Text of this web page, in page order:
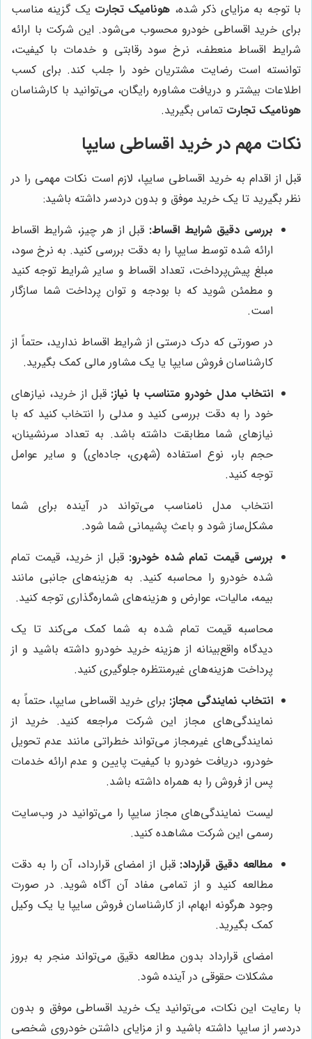
با توجه به مزایای ذکر شده، هونامیک تجارت یک گزینه مناسب
برای خرید اقساطی خودرو محسوب می‌شود. این شرکت با ارائه
شرایط اقساط منعطف، نرخ سود رقابتی و خدمات با کیفیت،
توانسته است رضایت مشتریان خود را جلب کند. برای کسب
اطلاعات بیشتر و دریافت مشاوره رایگان، می‌توانید با کارشناسان
هونامیک تجارت تماس بگیرید.
نکات مهم در خرید اقساطی سایپا
قبل از اقدام به خرید اقساطی سایپا، لازم است نکات مهمی را در
نظر بگیرید تا یک خرید موفق و بدون دردسر داشته باشید:
بررسی دقیق شرایط اقساط: قبل از هر چیز، شرایط اقساط
ارائه شده توسط سایپا را به دقت بررسی کنید. به نرخ سود،
مبلغ پیش‌پرداخت، تعداد اقساط و سایر شرایط توجه کنید
و مطمئن شوید که با بودجه و توان پرداخت شما سازگار
است.
در صورتی که درک درستی از شرایط اقساط ندارید، حتماً از
کارشناسان فروش سایپا یا یک مشاور مالی کمک بگیرید.
انتخاب مدل خودرو متناسب با نیاز: قبل از خرید، نیازهای
خود را به دقت بررسی کنید و مدلی را انتخاب کنید که با
نیازهای شما مطابقت داشته باشد. به تعداد سرنشینان،
حجم بار، نوع استفاده (شهری، جاده‌ای) و سایر عوامل
توجه کنید.
انتخاب مدل نامناسب می‌تواند در آینده برای شما
مشکل‌ساز شود و باعث پشیمانی شما شود.
بررسی قیمت تمام شده خودرو: قبل از خرید، قیمت تمام
شده خودرو را محاسبه کنید. به هزینه‌های جانبی مانند
بیمه، مالیات، عوارض و هزینه‌های شماره‌گذاری توجه کنید.
محاسبه قیمت تمام شده به شما کمک می‌کند تا یک
دیدگاه واقع‌بینانه از هزینه خرید خودرو داشته باشید و از
پرداخت هزینه‌های غیرمنتظره جلوگیری کنید.
انتخاب نمایندگی مجاز: برای خرید اقساطی سایپا، حتماً به
نمایندگی‌های مجاز این شرکت مراجعه کنید. خرید از
نمایندگی‌های غیرمجاز می‌تواند خطراتی مانند عدم تحویل
خودرو، دریافت خودرو با کیفیت پایین و عدم ارائه خدمات
پس از فروش را به همراه داشته باشد.
لیست نمایندگی‌های مجاز سایپا را می‌توانید در وب‌سایت
رسمی این شرکت مشاهده کنید.
مطالعه دقیق قرارداد: قبل از امضای قرارداد، آن را به دقت
مطالعه کنید و از تمامی مفاد آن آگاه شوید. در صورت
وجود هرگونه ابهام، از کارشناسان فروش سایپا یا یک وکیل
کمک بگیرید.
امضای قرارداد بدون مطالعه دقیق می‌تواند منجر به بروز
مشکلات حقوقی در آینده شود.
با رعایت این نکات، می‌توانید یک خرید اقساطی موفق و بدون
دردسر از سایپا داشته باشید و از مزایای داشتن خودروی شخصی